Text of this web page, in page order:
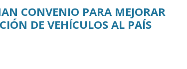
CONVENIO PARA MEJORAR
DE VEHÍCULOS AL PAÍS